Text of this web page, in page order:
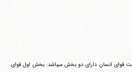
در مرتبه دوم که مرتبه حیوانی روح است قوای انسان دارای دو بخش می‎باشد: بخش اول قوای